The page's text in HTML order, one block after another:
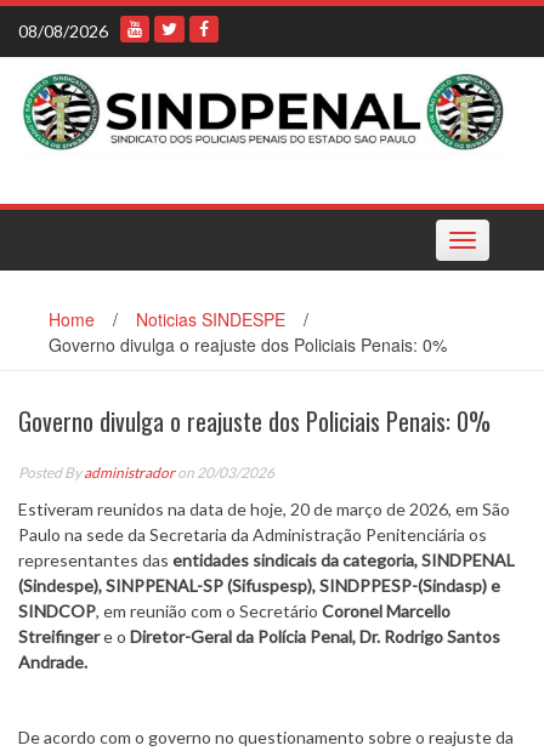
Skip
content
08/08/2026
Toggle
navigation
Home / Noticias SINDESPE
/
Governo divulga o reajuste dos Policiais Penais: 0%
Governo divulga o reajuste dos Policiais Penais: 0%
Posted Byadministradoron 20/03/2026
Estiveram reunidos na data de hoje, 20 de março de 2026, em São
Paulo na sede da Secretaria da Administração Penitenciária os
representantes das entidades sindicais da categoria, SINDPENAL
(Sindespe), SINPPENAL-SP (Sifuspesp), SINDPPESP-(Sindasp) e
SINDCOP, em reunião com o Secretário Coronel Marcello
Streifingere o Diretor-Geral da Polícia Penal, Dr. Rodrigo Santos
Andrade.
De acordo com o governo no questionamento sobre o reajuste da